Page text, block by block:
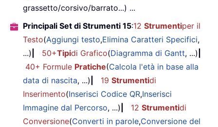
grassetto/corsivo/barrato...) ...
Principali Set di Strumenti 15:12 Strumentiper il
Testo(Aggiungi testo,Elimina Caratteri Specifici,
...)
50+Tipidi Grafico(Diagramma di Gantt, ...)
40+ Formule Pratiche(Calcola l'età in base alla
data di nascita, ...) 19 Strumentidi
Inserimento(Inserisci Codice QR,Inserisci
Immagine dal Percorso, ...) 12 Strumentidi
Conversione(Converti in parole,Conversione del